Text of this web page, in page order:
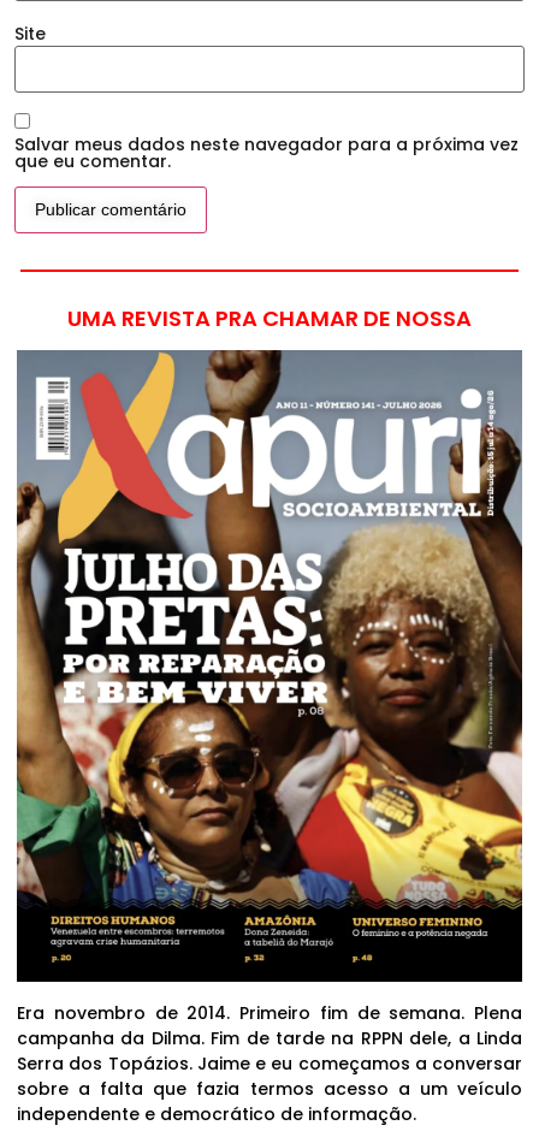
Site
Salvar meus dados neste navegador para a próxima vez
que eu comentar.
UMA REVISTA PRA CHAMAR DE NOSSA
Era novembro de 2014. Primeiro fim de semana. Plena
campanha da Dilma. Fim de tarde na RPPN dele, a Linda
Serra dos Topázios. Jaime e eu começamos a conversar
sobre a falta que fazia termos acesso a um veículo
independente e democrático de informação.